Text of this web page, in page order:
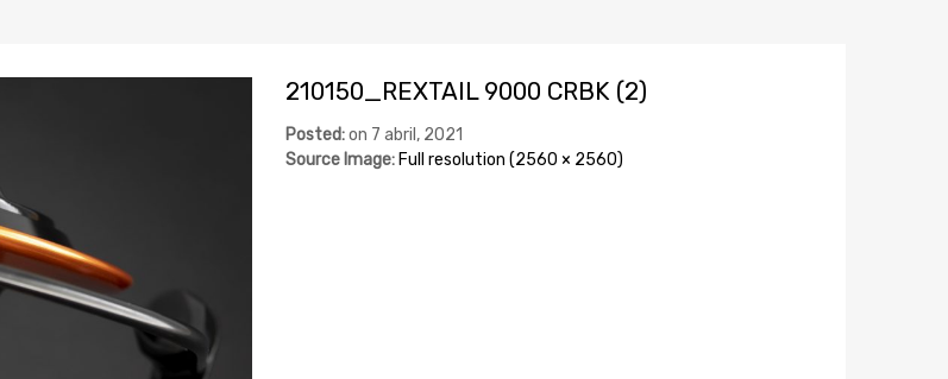
210150_REXTAIL 9000 CRBK (2)
Posted:on 7 abril, 2021
Source Image: Full resolution (2560 × 2560)